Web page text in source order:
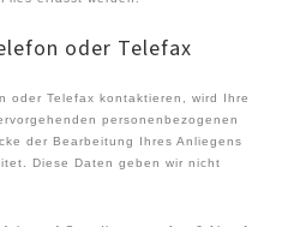
oder Telefax
oder Telefax kontaktieren, wird Ihre
personenbezogenen
der Bearbeitung Ihres Anliegens
Diese Daten geben wir nicht